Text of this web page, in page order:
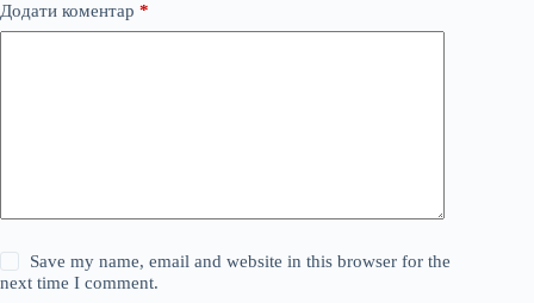
Додати коментар *
Save my name, email and website in this browser for the
next time I comment.